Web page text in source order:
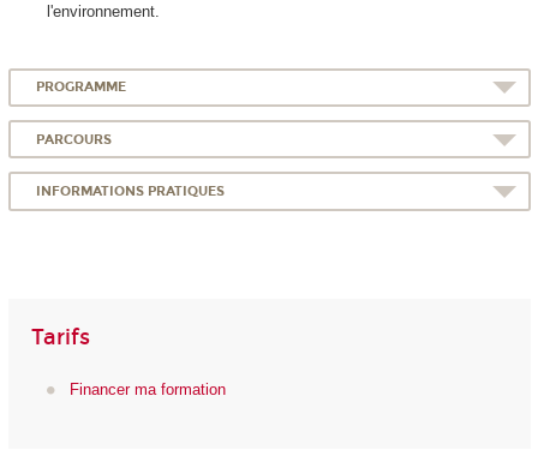
l'environnement.
PROGRAMME
PARCOURS
INFORMATIONS PRATIQUES
Tarifs
Financer ma formation